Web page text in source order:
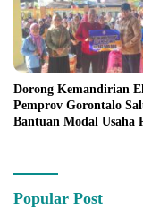
Dorong Kemandirian
Pemprov Gorontalo
Bantuan Modal Usaha
Popular Post